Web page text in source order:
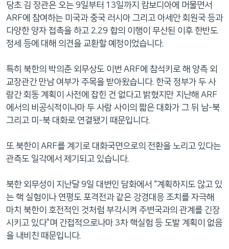
당초 김 장관은 오는 9일부터 13일까지 캄보디아에 머물면서
ARF에 참여하는 미국과 중국 러시아 그리고 아세안 회원국 등과
다양한 양자 접촉을 하고 2.29 합의 이행이 무산된 이후 한반도
정세 등에 대해 의견을 교환할 예정이었습니다.
특히 북한의 박의춘 외무상도 이번 ARF에 참석키로 해 양측 외
교장관간 만남 여부가 주목을 받아왔습니다. 한국 정부가 두 사
람간 회동 계획이 사전에 잡힌 건 없다고 밝혔지만 지난해 ARF
에서의 비공식적이나마 두 사람 사이의 짧은 대화가 그 뒤 남-북
그리고 미-북 대화로 연결됐기 때문입니다.
또 북한이 ARF를 계기로 대화국면으로의 전환을 노리고 있다는
관측도 일각에서 제기되고 있습니다.
북한 외무성이 지난달 9일 대변인 담화에서 “계획하지도 않고 있
는 핵 실험이나 연평도 포격전과 같은 강경대응 조치를 자극해
마치 북한이 호전적인 것처럼 부각시켜 주변국과의 관계를 긴장
시키고 있다”며 간접적으로나마 3차 핵실험 등 도발 계획이 없음
을 내비친 때문입니다.